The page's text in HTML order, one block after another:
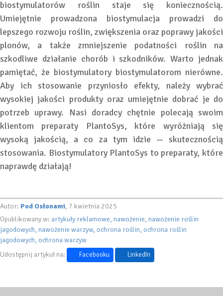
biostymulatorów roślin staje się koniecznością.
Umiejętnie prowadzona biostymulacja prowadzi do
lepszego rozwoju roślin, zwiększenia oraz poprawy jakości
plonów, a także zmniejszenie podatności roślin na
szkodliwe działanie chorób i szkodników. Warto jednak
pamiętać, że biostymulatory biostymulatorom nierówne.
Aby ich stosowanie przyniosło efekty, należy wybrać
wysokiej jakości produkty oraz umiejętnie dobrać je do
potrzeb uprawy. Nasi doradcy chętnie polecają swoim
klientom preparaty PlantoSys, które wyróżniają się
wysoką jakością, a co za tym idzie — skutecznością
stosowania. Biostymulatory PlantoSys to preparaty, które
naprawdę działają!
Autor: Pod Osłonami, 7 kwietnia 2025
Opublikowany w: artykuły reklamowe nawożenie nawożenie roślin
jagodowych nawożenie warzyw ochrona roślin ochrona roślin
jagodowych ochrona warzyw
Udostępnij artykuł na:
Facebooku LinkedIn